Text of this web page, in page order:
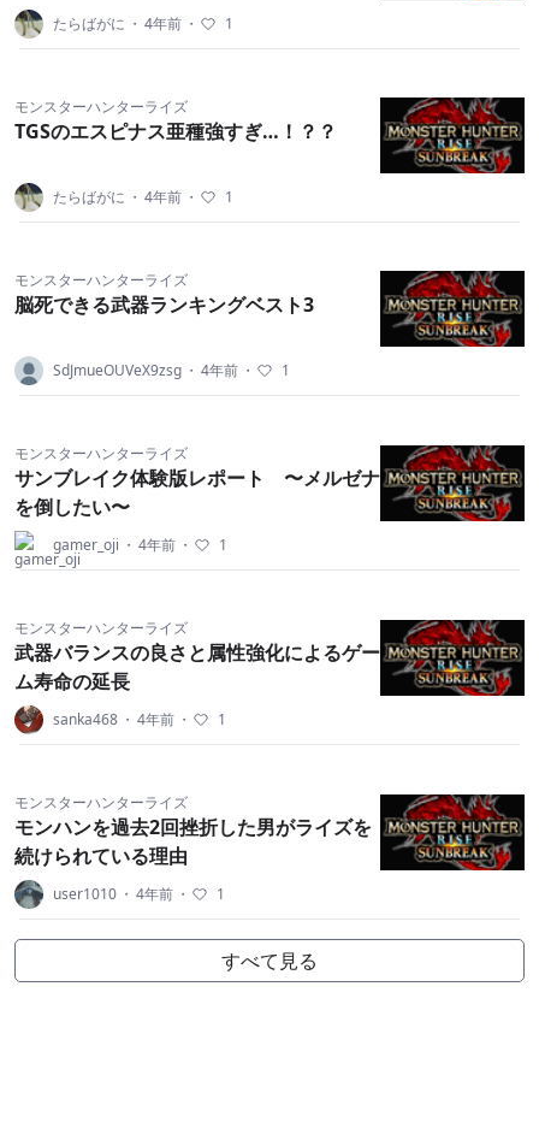
たらばがに ・ 4年前 ・ 1
モンスターハンターライズ
TGSのエスピナス亜種強すぎ…！？？
たらばがに ・ 4年前 ・ 1
モンスターハンターライズ
脳死できる武器ランキングベスト3
SdJmueOUVeX9zsg ・ 4年前 ・ 1
モンスターハンターライズ
サンブレイク体験版レポート 〜メルゼナ
を倒したい〜
gamer_oji ・ 4年前 ・ 1
モンスターハンターライズ
武器バランスの良さと属性強化によるゲー
ム寿命の延長
sanka468 ・ 4年前 ・ 1
モンスターハンターライズ
モンハンを過去2回挫折した男がライズを
続けられている理由
user1010 ・ 4年前 ・ 1
すべて見る